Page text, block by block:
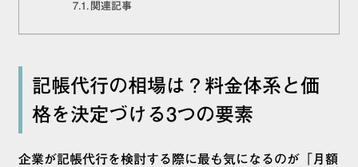
関連記事
記帳代行の相場は？料金体系と価
格を決定づける3つの要素
企業が記帳代行を検討する際に最も気になるのが「月額